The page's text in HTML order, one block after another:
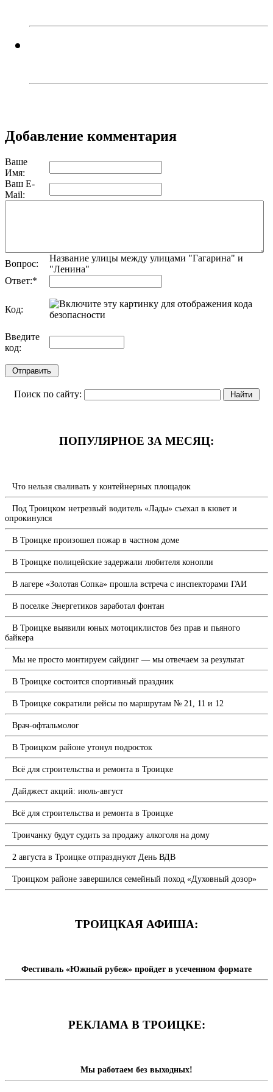
Добавление комментария
Ваше
Имя:
Ваш E-
Mail:
Вопрос:
Название улицы между улицами "Гагарина" и
"Ленина"
Ответ:*
Код:
Введите
код:
Поиск по сайту:
ПОПУЛЯРНОЕ ЗА МЕСЯЦ:
Что нельзя сваливать у контейнерных площадок
Под Троицком нетрезвый водитель «Лады» съехал в кювет и
опрокинулся
В Троицке произошел пожар в частном доме
В Троицке полицейские задержали любителя конопли
В лагере «Золотая Сопка» прошла встреча с инспекторами ГАИ
В поселке Энергетиков заработал фонтан
В Троицке выявили юных мотоциклистов без прав и пьяного
байкера
Мы не просто монтируем сайдинг — мы отвечаем за результат
В Троицке состоится спортивный праздник
В Троицке сократили рейсы по маршрутам № 21, 11 и 12
Врач-офтальмолог
В Троицком районе утонул подросток
Всё для строительства и ремонта в Троицке
Дайджест акций: июль-август
Всё для строительства и ремонта в Троицке
Троичанку будут судить за продажу алкоголя на дому
2 августа в Троицке отпразднуют День ВДВ
Троицком районе завершился семейный поход «Духовный дозор»
ТРОИЦКАЯ АФИША:
Фестиваль «Южный рубеж» пройдет в усеченном формате
РЕКЛАМА В ТРОИЦКЕ:
Мы работаем без выходных!